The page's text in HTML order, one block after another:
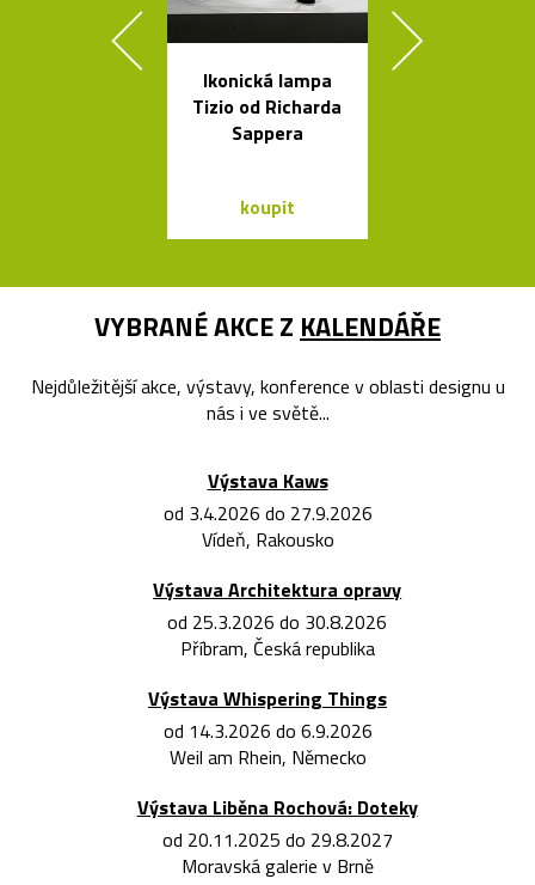
Ikonická lampa
Tizio od Richarda
Sappera
koupit
VYBRANÉ AKCE Z KALENDÁŘE
Nejdůležitější akce, výstavy, konference v oblasti designu u
nás i ve světě...
Výstava Kaws
od 3.4.2026 do 27.9.2026
Vídeň, Rakousko
Výstava Architektura opravy
od 25.3.2026 do 30.8.2026
Příbram, Česká republika
Výstava Whispering Things
od 14.3.2026 do 6.9.2026
Weil am Rhein, Německo
Výstava Liběna Rochová: Doteky
od 20.11.2025 do 29.8.2027
Moravská galerie v Brně